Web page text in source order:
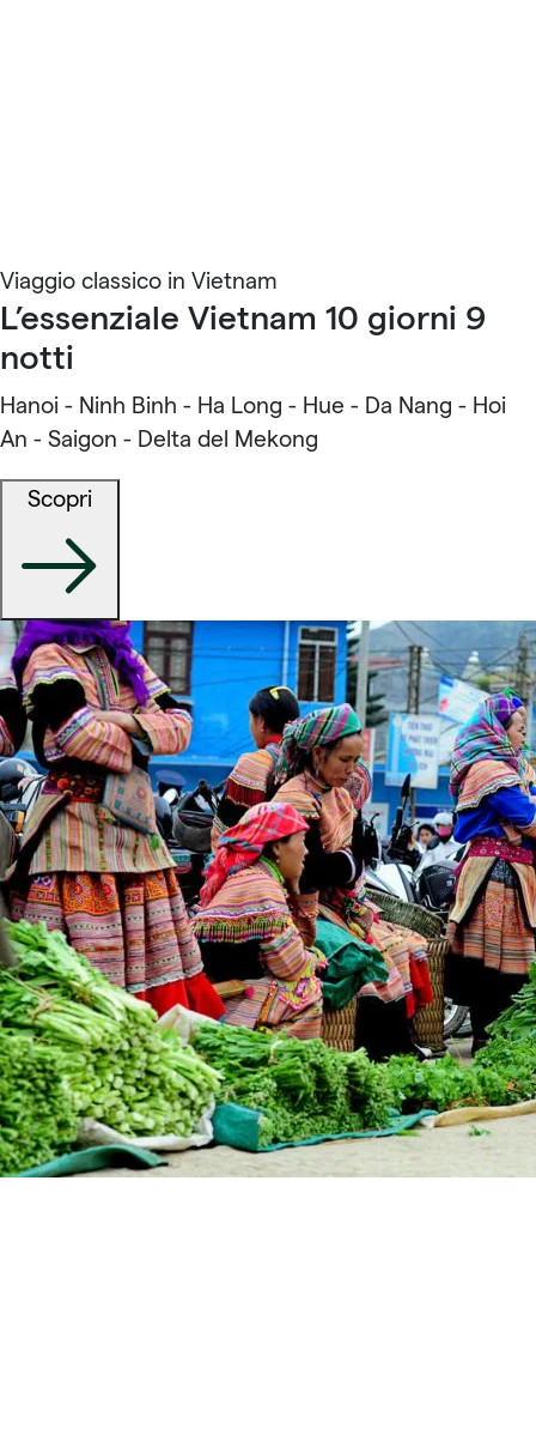
Viaggio classico in Vietnam
L’essenziale Vietnam 10 giorni 9
notti
Hanoi - Ninh Binh - Ha Long - Hue - Da Nang - Hoi
An - Saigon - Delta del Mekong
Scopri